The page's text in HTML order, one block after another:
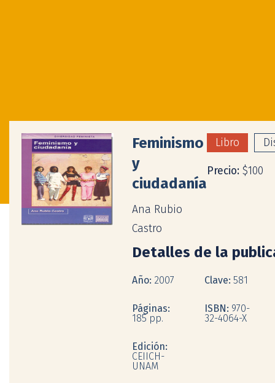
Feminismo
y
ciudadanía
Ana Rubio
Castro
Libro
Precio: $100
Detalles de la
Año: 2007
Páginas:
185 pp.
Edición:
CEIICH-
UNAM
Clave: 581
ISBN: 970-
32-4064-X